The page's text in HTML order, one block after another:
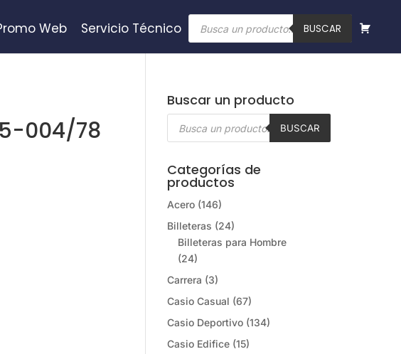
Web Servicio Técnico
Búsqueda
de
productos
BUSCAR
004/78
Buscar un producto
Búsqueda
BUSCAR
Categorías de
productos
Acero (146)
Billeteras (24)
Billeteras para Hombre
(24)
Carrera (3)
Casio Casual (67)
Casio Deportivo (134)
Casio Edifice (15)